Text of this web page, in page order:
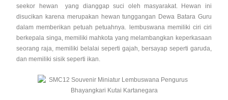
seekor hewan yang dianggap suci oleh masyarakat. Hewan ini
disucikan karena merupakan hewan tunggangan Dewa Batara Guru
dalam memberikan petuah petuahnya. lembuswana memiliki ciri ciri
berkepala singa, memiliki mahkota yang melambangkan keperkasaan
seorang raja, memiliki belalai seperti gajah, bersayap seperti garuda,
dan memiliki sisik seperti ikan.